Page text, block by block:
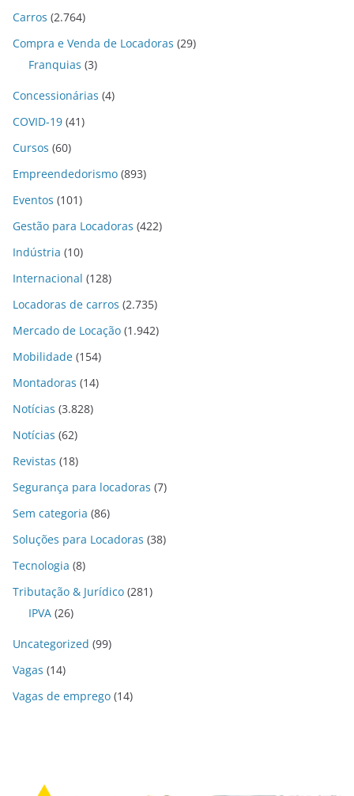
Carros (2.764)
Compra e Venda de Locadoras (29)
Franquias (3)
Concessionárias (4)
COVID-19 (41)
Cursos (60)
Empreendedorismo (893)
Eventos (101)
Gestão para Locadoras (422)
Indústria (10)
Internacional (128)
Locadoras de carros (2.735)
Mercado de Locação (1.942)
Mobilidade (154)
Montadoras (14)
Notícias (3.828)
Notícias (62)
Revistas (18)
Segurança para locadoras (7)
Sem categoria (86)
Soluções para Locadoras (38)
Tecnologia (8)
Tributação & Jurídico (281)
IPVA (26)
Uncategorized (99)
Vagas (14)
Vagas de emprego (14)